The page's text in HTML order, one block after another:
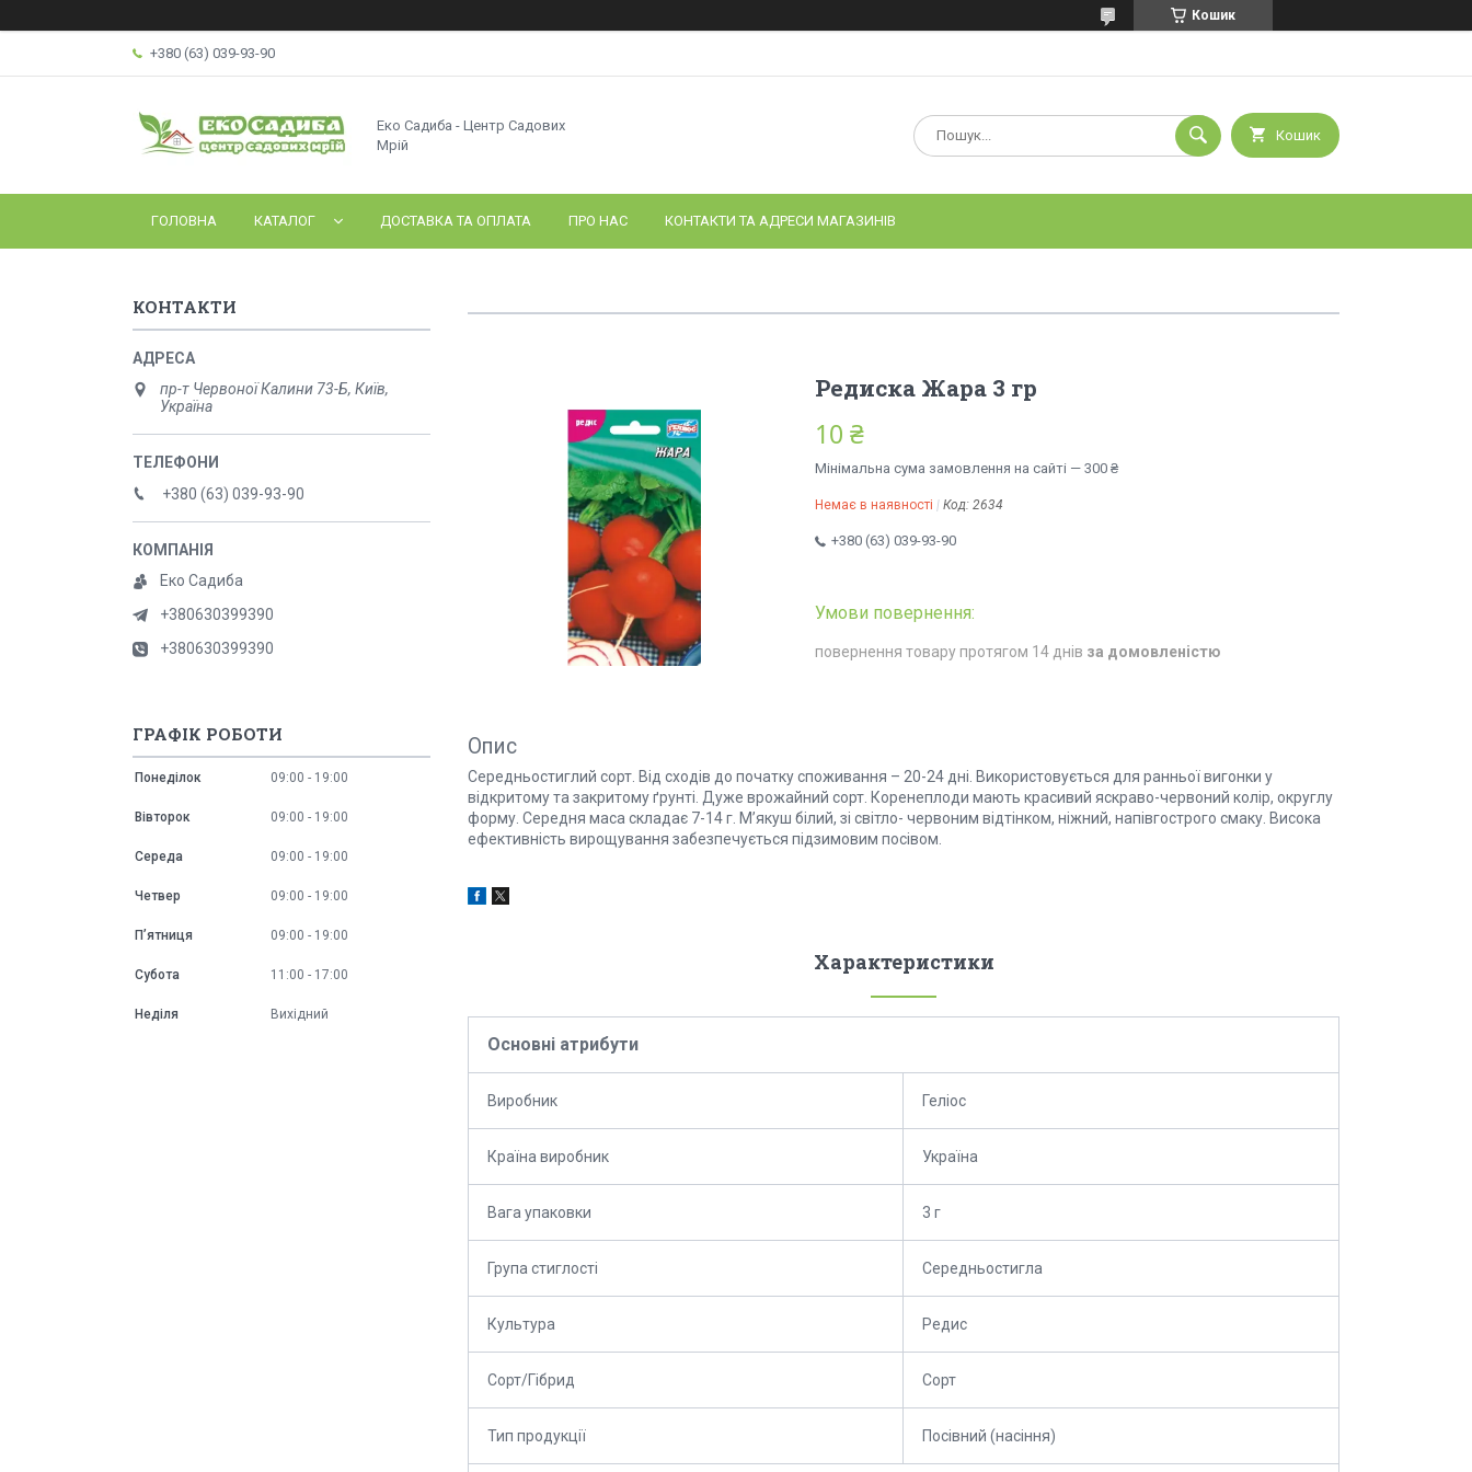
Кошик
+380 (63) 039-93-90
Еко Садиба - Центр Садових
Мрій
Кошик
ГОЛОВНА КАТАЛОГ ДОСТАВКА ТА ОПЛАТА ПРО НАС КОНТАКТИ ТА АДРЕСИ МАГАЗИНІВ
Редиска Жара 3 гр
10 ₴
Мінімальна сума замовлення на сайті — 300 ₴
Немає в наявності Код: 2634
+380 (63) 039-93-90
повернення товару протягом 14 днів за домовленістю
Опис
Середньостиглий сорт. Від сходів до початку споживання – 20-24 дні. Використовується для ранньої вигонки у
відкритому та закритому ґрунті. Дуже врожайний сорт. Коренеплоди мають красивий яскраво-червоний колір, округлу
форму. Середня маса складає 7-14 г. М’якуш білий, зі світло- червоним відтінком, ніжний, напівгострого смаку. Висока
ефективність вирощування забезпечується підзимовим посівом.
Характеристики
Основні атрибути
Виробник Геліос
Країна виробник Україна
Вага упаковки 3 г
Група стиглості Середньостигла
Культура Редис
Сорт/Гібрид Сорт
Тип продукції Посівний (насіння)
КОНТАКТИ
пр-т Червоної Калини 73-Б, Київ,
Україна
+380 (63) 039-93-90
Еко Садиба
+380630399390
+380630399390
ГРАФІК РОБОТИ
Понеділок 09:00 19:00
Вівторок 09:00 19:00
Середа 09:00 19:00
Четвер 09:00 19:00
Пʼятниця 09:00 19:00
Субота 11:00 17:00
Неділя Вихідний